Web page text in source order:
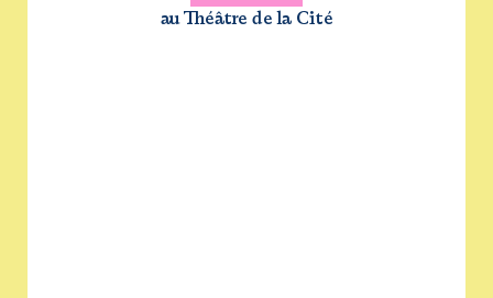
au Théâtre de la Cité